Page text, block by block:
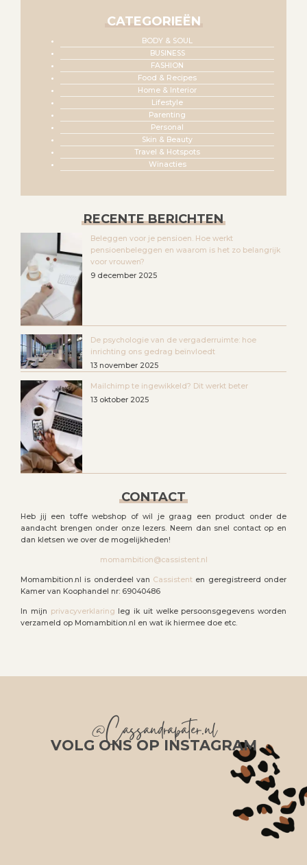
CATEGORIEËN
BODY & SOUL
BUSINESS
FASHION
Food & Recipes
Home & Interior
Lifestyle
Parenting
Personal
Skin & Beauty
Travel & Hotspots
Winacties
RECENTE BERICHTEN
Beleggen voor je pensioen. Hoe werkt
pensioenbeleggen en waarom is het zo belangrijk
voor vrouwen?
9 december 2025
De psychologie van de vergaderruimte: hoe
inrichting ons gedrag beïnvloedt
13 november 2025
Mailchimp te ingewikkeld? Dit werkt beter
13 oktober 2025
CONTACT
Heb jij een toffe webshop of wil je graag een product onder de
aandacht brengen onder onze lezers. Neem dan snel contact op en
dan kletsen we over de mogelijkheden!
momambition@cassistent.nl
Momambition.nl is onderdeel van Cassistent en geregistreerd onder
Kamer van Koophandel nr: 69040486
In mijn privacyverklaring leg ik uit welke persoonsgegevens worden
verzameld op Momambition.nl en wat ik hiermee doe etc.
@Cassandrapater.nl
VOLG ONS OP INSTAGRAM